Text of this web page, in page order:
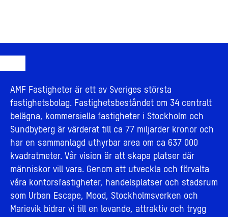
AMF Fastigheter är ett av Sveriges största
fastighetsbolag. Fastighetsbeståndet om 34 centralt
belägna, kommersiella fastigheter i Stockholm och
Sundbyberg är värderat till ca 77 miljarder kronor och
har en sammanlagd uthyrbar area om ca 637 000
kvadratmeter. Vår vision är att skapa platser där
människor vill vara. Genom att utveckla och förvalta
våra kontorsfastigheter, handelsplatser och stadsrum
som Urban Escape, Mood, Stockholmsverken och
Marievik bidrar vi till en levande, attraktiv och trygg